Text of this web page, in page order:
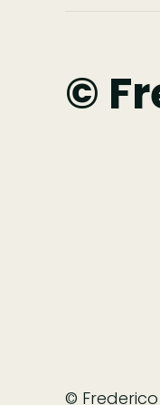
©
©